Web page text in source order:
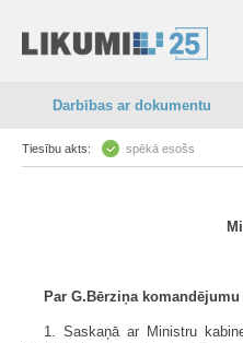
Darbības ar dokumentu
Tiesību akts: spēkā esošs
Par G.Bērziņa komandējumu
1. Saskaņā ar Ministru